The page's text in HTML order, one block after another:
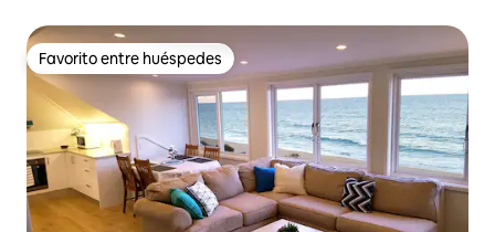
Favorito entre huéspedes
Favorito entre huéspedes